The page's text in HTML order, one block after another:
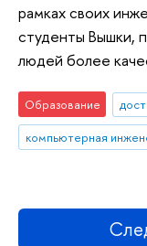
рамках своих
студенты Вышки,
людей более
Образование
компьютерная